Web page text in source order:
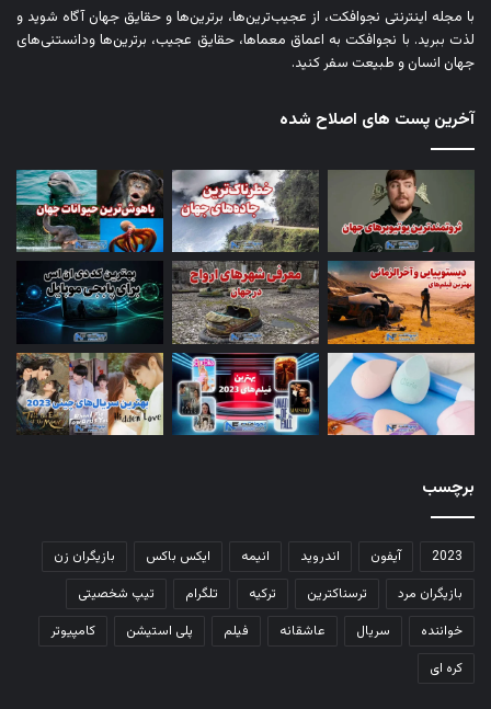
با مجله اینترنتی نجوافکت، از عجیب‌ترین‌ها، برترین‌ها و حقایق جهان آگاه شوید و
لذت ببرید. با نجوافکت به اعماق معماها، حقایق عجیب، برترین‌ها ودانستنی‌های
جهان انسان و طبیعت سفر کنید.
آخرین پست های اصلاح شده
برچسب
2023 آیفون اندروید انیمه ایکس باکس
بازیگران زن
بازیگران مرد
ترسناکترین ترکیه تلگرام
تیپ شخصیتی
خواننده
سریال عاشقانه فیلم پلی استیشن
کامپیوتر
کره ای